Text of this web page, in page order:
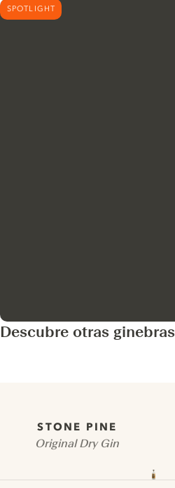
SPOTLIGHT
Descubre otras ginebras
STONE PINE
Original Dry Gin